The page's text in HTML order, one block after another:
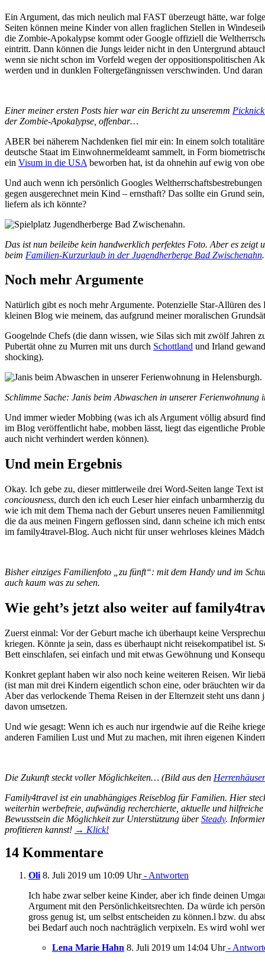
Ein Argument, das mich neulich mal FAST überzeugt hätte, war
Seiten können meine Kinder von allen fraglichen Stellen in
die Zombie-Apokalypse kommt oder Google offiziell die
eintritt. Dann können die Jungs leider nicht in den Untergrund
wenn sie nicht schon im Vorfeld wegen der oppositionspolitischen
werden und in dunklen Foltergefängnissen verschwinden. Und
Einer meiner ersten Posts hier war ein Bericht zu unseremm
der Zombie-Apokalypse, offenbar…
ABER bei näherem Nachdenken fiel mir ein: In einem solch
deutsche Staat im Einwohnermeldeamt sammelt, in Form
ein Visum in die USA beworben hat, ist da ohnehin auf ewig von
Und auch wenn ich persönlich Googles
gegen ausgerechnet mein Kind – ernsthaft? Das sollte ein Grund
liefern als ich könnte?
Das ist nun beileibe kein handwerklich perfektes Foto. Aber es zeigt
beim Familien-Kurzurlaub in der Jugendherberge Bad Zwischenahn
Noch mehr Argumente
Natürlich gibt es noch mehr Argumente. Potenzielle Star-Allüren
kleinen Blog wie meinem, das aufgrund meiner moralischen
Googelnde Chefs (die dann wissen, wie Silas sich mit zwölf Jahren
Pubertät ohne zu Murren mit uns durch Schottland und Irland
shocking).
Schlimme Sache: Janis beim Abwaschen in unserer Ferienwohnung
Und immer wieder Mobbing (was ich als Argument völlig absurd
im Blog veröffentlicht habe, mobben lässt, liegt das eigentliche
auch nicht verhindert werden können).
Und mein Ergebnis
Okay. Ich gebe zu, dieser mittlerweile drei Word-Seiten lange Text
conciousness, durch den ich euch Leser hier einfach unbarmherzig
wie ich mit dem Thema nach der Geburt unseres neuen
die da aus meinen Fingern geflossen sind, dann scheine ich mich
im family4travel-Blog. Auch nicht für unser wehrloses kleines
Bisher einziges Familienfoto „zu fünft“: mit dem Handy und im
auch kaum was zu sehen.
Wie geht’s jetzt also weiter auf
Zuerst einmal: Vor der Geburt mache ich überhaupt keine
kriegen. Könnte ja sein, dass es überhaupt nicht reisekompatibel ist.
Bett einschlafen, sei einfach und mit etwas Gewöhnung und
Konkret geplant haben wir also noch keine weiteren Reisen. Wir
(ist man mit drei Kindern eigentlich schon eine, oder bräuchten wir
Aber das verlockende Thema Reisen in der Elternzeit steht uns
davon umsetzen.
Und wie gesagt: Wenn ich es auch nur irgendwie auf die Reihe
anderen Familien Lust und Mut zu machen, mit ihren eigenen
Die Zukunft steckt voller Möglichkeiten… (Bild aus den
Family4travel ist ein unabhängiges Reiseblog für Familien. Hier
weiterhin werbefreie, aufwändig recherchierte, aktuelle und
Bewusstsein die Möglichkeit zur Unterstützung überSteady.
profitieren kannst! → Klick!
14 Kommentare
Oli 8. Juli 2019 um 10:09 Uhr- Antworten
Ich habe zwar selber keine Kinder, aber ich finde deinen
Argument mit den Persönlichkeitsrechten. Da würde ich
gross genug ist, um selbst entscheiden zu können.l bzw. du
bei Bedarf auch noch nachträglich verpixeln. Es wird wohl
Lena Marie Hahn 8. Juli 2019 um 14:04 Uhr-